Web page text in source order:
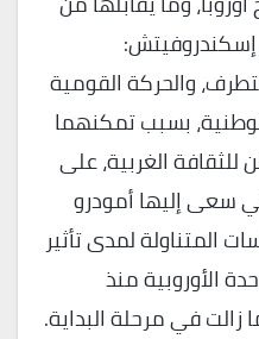
والحركة القومية
بسبب تمكنهما
الغربية، على
سعى إليها أمودرو
المتناولة لمدى تأثير
الأوروبية منذ
في مرحلة البداية.